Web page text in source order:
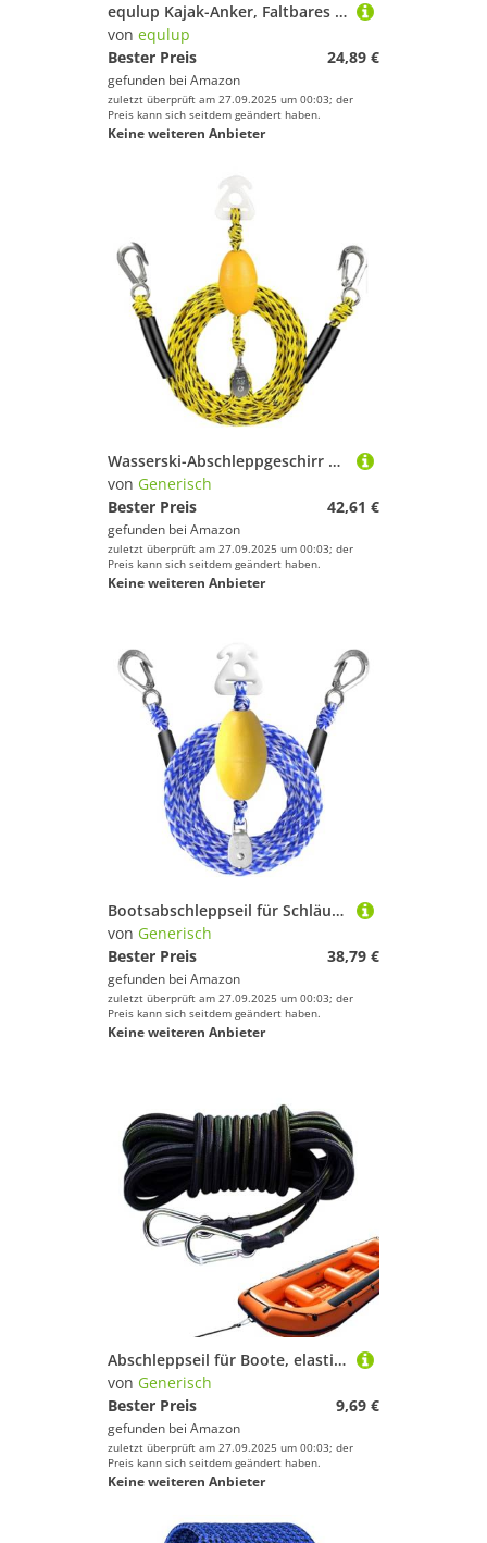
equlup Kajak-Anker, Faltbares Aluminium-Ankerseil-Schnallen-Set, Anker-Abschleppseil-Zubehör Für Schlauchboot-Kanu-Kajak
von equlup
Bester Preis
24,89 €
gefunden bei Amazon
zuletzt überprüft am 27.09.2025 um 00:03; der
Preis kann sich seitdem geändert haben.
Keine weiteren Anbieter
Wasserski-Abschleppgeschirr – robuster Anschluss 800 g, 4-Rider-Abschleppseil, Bootskontroll-Gurtsystem, sicheres Ziehen | Anfänger/Enthusiasten Wassersport, Abschleppschlauchverbinder
von Generisch
Bester Preis
42,61 €
gefunden bei Amazon
zuletzt überprüft am 27.09.2025 um 00:03; der
Preis kann sich seitdem geändert haben.
Keine weiteren Anbieter
Bootsabschleppseil für Schläuche | 4,8 m Abschleppseil für Boot – robuster Kajakgurt mit Schwimmerball und Haken zum Ziehen von Rettung, Festmacher, Anhänger, Segeln, Angeln, Wassersport, Surfen
von Generisch
Bester Preis
38,79 €
gefunden bei Amazon
zuletzt überprüft am 27.09.2025 um 00:03; der
Preis kann sich seitdem geändert haben.
Keine weiteren Anbieter
Abschleppseil für Boote, elastisches Wasserseil – Bootsausrüstung für Angeln, Yacht, Camping, Zuhause, Fluss, Picknick, Boarding, Meer, Klettern, kommerzielle
von Generisch
Bester Preis
9,69 €
gefunden bei Amazon
zuletzt überprüft am 27.09.2025 um 00:03; der
Preis kann sich seitdem geändert haben.
Keine weiteren Anbieter